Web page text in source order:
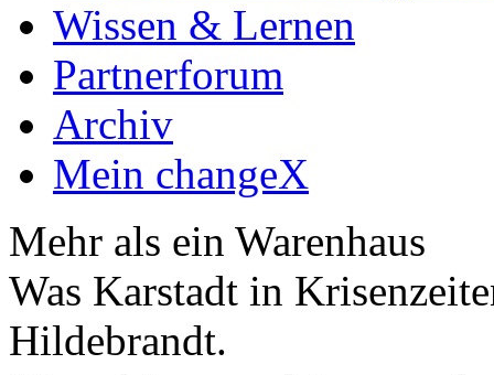
Wissen & Lernen
Partnerforum
Archiv
Mein changeX
Mehr als ein Warenhaus
Was Karstadt in
Hildebrandt.